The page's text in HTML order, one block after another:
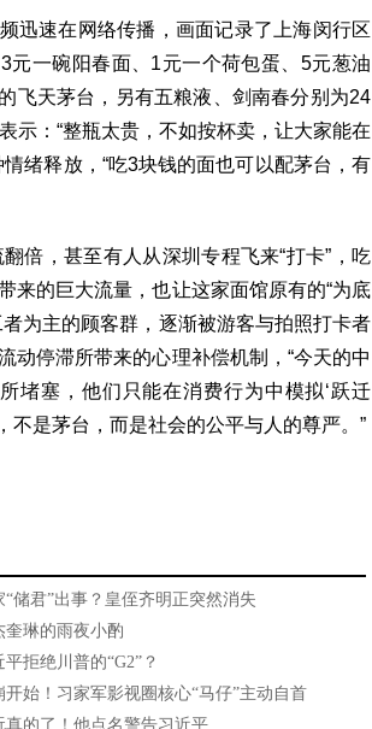
迅速在网络传播，画面记录了上海闵行区
元一碗阳春面、1元一个荷包蛋、5元葱油
飞天茅台，另有五粮液、剑南春分别为24
示：“整瓶太贵，不如按杯卖，让大家能在
绪释放，“吃3块钱的面也可以配茅台，有
倍，甚至有人从深圳专程飞来“打卡”，吃
来的巨大流量，也让这家面馆原有的“为底
为主的顾客群，逐渐被游客与拍照打卡者
动停滞所带来的心理补偿机制，“今天的中
堵塞，他们只能在消费行为中模拟‘跃迁
不是茅台，而是社会的公平与人的尊严。”
“储君”出事？皇侄齐明正突然消失
奎琳的雨夜小酌
平拒绝川普的“G2”？
开始！习家军影视圈核心“马仔”主动自首
真的了！他点名警告习近平